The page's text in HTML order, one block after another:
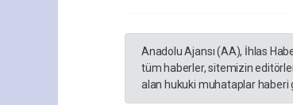
Anadolu Ajansı (AA), İhlas
tüm haberler, sitemizin
alan hukuki muhataplar haberi